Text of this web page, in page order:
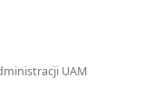
UAM